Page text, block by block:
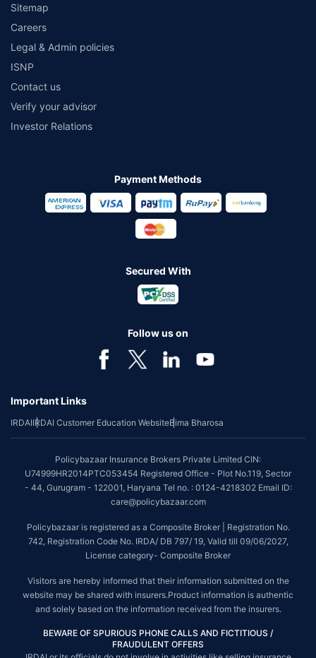
Sitemap
Careers
Legal & Admin policies
ISNP
Contact us
Verify your advisor
Investor Relations
Payment Methods
Secured With
Follow us on
Important Links
IRDAIIRDAI Customer Education WebsiteBima Bharosa
Policybazaar Insurance Brokers Private Limited CIN:
U74999HR2014PTC053454 Registered Office - Plot No.119, Sector
- 44, Gurugram - 122001, Haryana Tel no. : 0124-4218302 Email ID:
care@policybazaar.com
Policybazaar is registered as a Composite Broker | Registration No.
742, Registration Code No. IRDA/ DB 797/ 19, Valid till 09/06/2027,
License category- Composite Broker
Visitors are hereby informed that their information submitted on the
website may be shared with insurers.Product information is authentic
and solely based on the information received from the insurers.
BEWARE OF SPURIOUS PHONE CALLS AND FICTITIOUS /
FRAUDULENT OFFERS